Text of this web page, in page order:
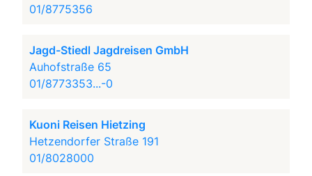
01/8775356
Jagd-Stiedl Jagdreisen GmbH
Auhofstraße 65
01/8773353...-0
Kuoni Reisen Hietzing
Hetzendorfer Straße 191
01/8028000